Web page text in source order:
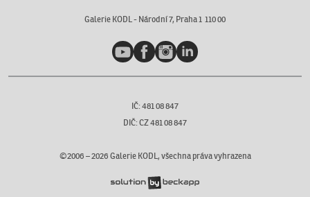
Galerie KODL - Národní 7, Praha 1 110 00
YouTubeFacebookInstagramLinkedIn
IČ: 481 08 847
DIČ: CZ 481 08 847
©2006 –2026 Galerie KODL, všechna práva vyhrazena